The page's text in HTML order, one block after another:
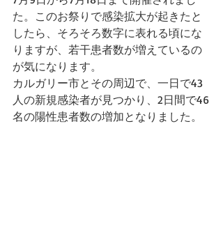
た。このお祭りで感染拡大が起きたと
したら、そろそろ数字に表れる頃にな
りますが、若干患者数が増えているの
が気になります。
カルガリー市とその周辺で、一日で43
人の新規感染者が見つかり、2日間で46
名の陽性患者数の増加となりました。